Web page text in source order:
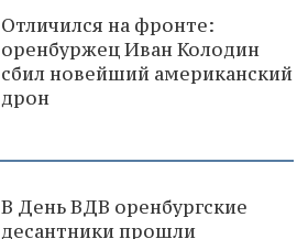
Отличился на фронте:
оренбуржец Иван Колодин
сбил новейший американский
дрон
В День ВДВ оренбургские
десантники прошли